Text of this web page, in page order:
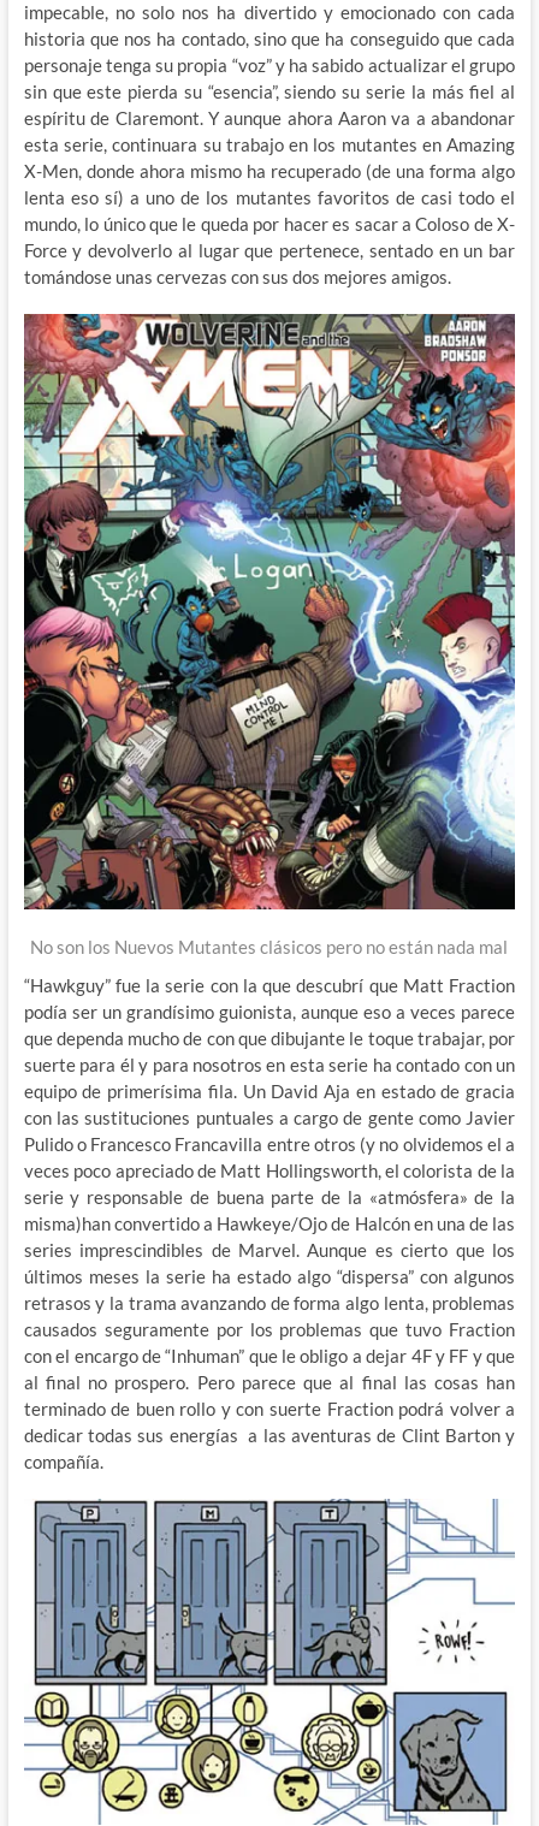
impecable, no solo nos ha divertido y emocionado con cada
historia que nos ha contado, sino que ha conseguido que cada
personaje tenga su propia “voz” y ha sabido actualizar el grupo
sin que este pierda su “esencia”, siendo su serie la más fiel al
espíritu de Claremont. Y aunque ahora Aaron va a abandonar
esta serie, continuara su trabajo en los mutantes en Amazing
X-Men, donde ahora mismo ha recuperado (de una forma algo
lenta eso sí) a uno de los mutantes favoritos de casi todo el
mundo, lo único que le queda por hacer es sacar a Coloso de X-
Force y devolverlo al lugar que pertenece, sentado en un bar
tomándose unas cervezas con sus dos mejores amigos.
No son los Nuevos Mutantes clásicos pero no están nada mal
“Hawkguy” fue la serie con la que descubrí que Matt Fraction
podía ser un grandísimo guionista, aunque eso a veces parece
que dependa mucho de con que dibujante le toque trabajar, por
suerte para él y para nosotros en esta serie ha contado con un
equipo de primerísima fila. Un David Aja en estado de gracia
con las sustituciones puntuales a cargo de gente como Javier
Pulido o Francesco Francavilla entre otros (y no olvidemos el a
veces poco apreciado de Matt Hollingsworth, el colorista de la
serie y responsable de buena parte de la «atmósfera» de la
misma)han convertido a Hawkeye/Ojo de Halcón en una de las
series imprescindibles de Marvel. Aunque es cierto que los
últimos meses la serie ha estado algo “dispersa” con algunos
retrasos y la trama avanzando de forma algo lenta, problemas
causados seguramente por los problemas que tuvo Fraction
con el encargo de “Inhuman” que le obligo a dejar 4F y FF y que
al final no prospero. Pero parece que al final las cosas han
terminado de buen rollo y con suerte Fraction podrá volver a
dedicar todas sus energías a las aventuras de Clint Barton y
compañía.